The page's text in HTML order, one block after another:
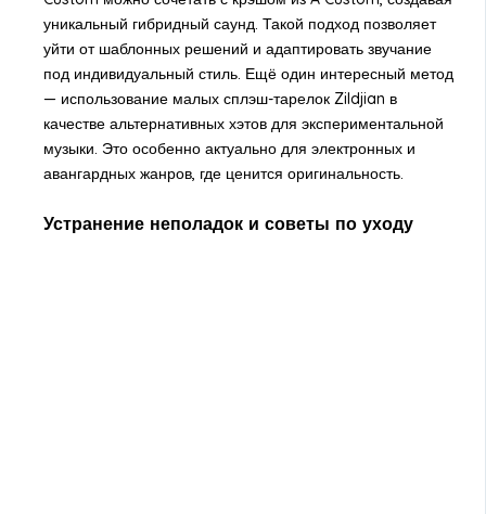
уникальный гибридный саунд. Такой подход позволяет
уйти от шаблонных решений и адаптировать звучание
под индивидуальный стиль. Ещё один интересный метод
— использование малых сплэш-тарелок Zildjian в
качестве альтернативных хэтов для экспериментальной
музыки. Это особенно актуально для электронных и
авангардных жанров, где ценится оригинальность.
Устранение неполадок и советы по уходу